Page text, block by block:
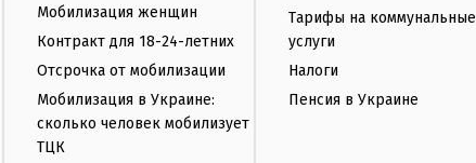
Мобилизация женщин
Контракт для 18-24-летних
Отсрочка от мобилизации
Мобилизация в Украине:
сколько человек мобилизует
ТЦК
Тарифы на коммунальные
услуги
Налоги
Пенсия в Украине